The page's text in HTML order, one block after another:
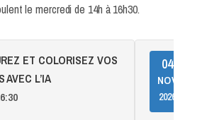
le mercredi de 14h à 16h30.
AVEC L’IA
04
NOV
2026